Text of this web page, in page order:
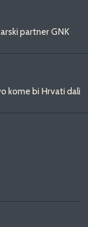
partner GNK
kome bi Hrvati dali